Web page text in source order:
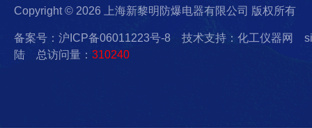
Copyright © 2026 上海新黎明防爆电器有限公司 版权所有
备案号：沪ICP备06011223号-8 技术支持：化工仪器网
陆 总访问量： 310240